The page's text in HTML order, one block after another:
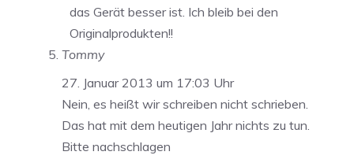
das Gerät besser ist. Ich bleib bei den
Originalprodukten!!
Tommy
27. Januar 2013 um 17:03 Uhr
Nein, es heißt wir schreiben nicht schrieben.
Das hat mit dem heutigen Jahr nichts zu tun.
Bitte nachschlagen